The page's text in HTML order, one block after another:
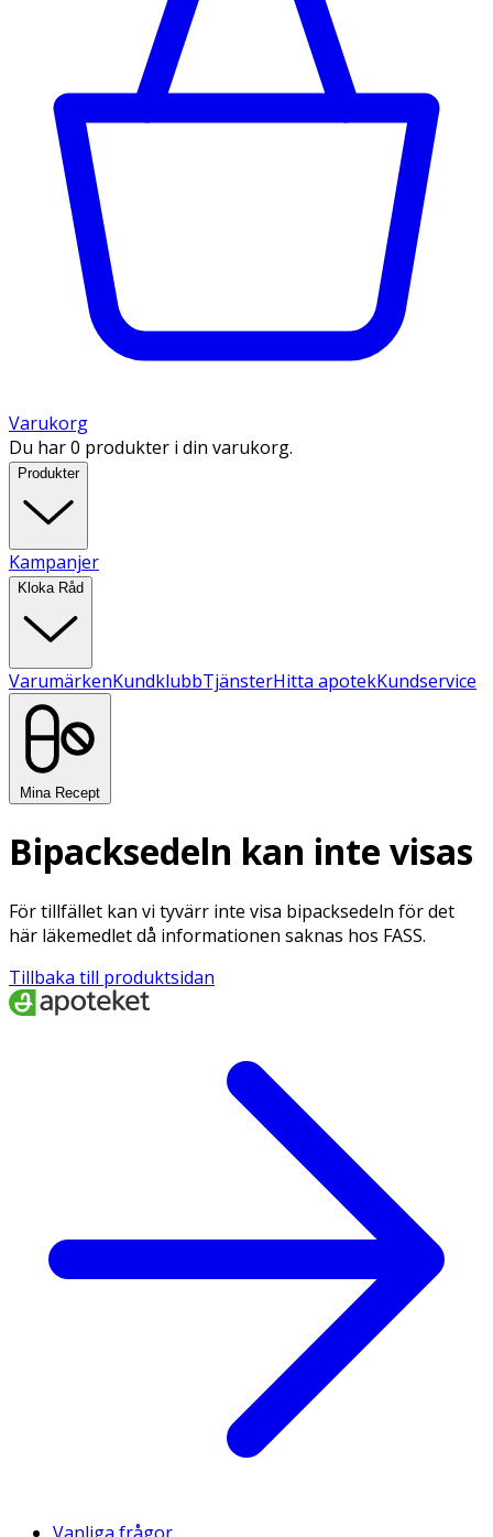
Varukorg
Du har 0 produkter i din varukorg.
Produkter
Kampanjer
Kloka Råd
VarumärkenKundklubbTjänsterHitta apotekKundservice
Mina Recept
Bipacksedeln kan inte visas
För tillfället kan vi tyvärr inte visa bipacksedeln för det
här läkemedlet då informationen saknas hos FASS.
Tillbaka till produktsidan